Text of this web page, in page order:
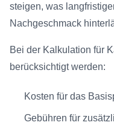
steigen, was
Nachgeschmack
Bei der Kalkulation für
berücksichtigt werden:
Kosten für das
Gebühren für